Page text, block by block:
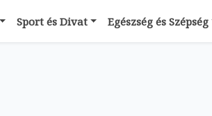
Sport és Divat Egészség és Szépség